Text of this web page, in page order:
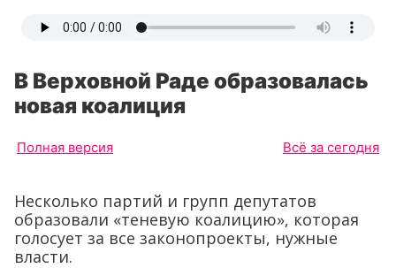
В Верховной Раде образовалась
новая коалиция
Полная версия Всё за сегодня
Несколько партий и групп депутатов
образовали «теневую коалицию», которая
голосует за все законопроекты, нужные
власти.